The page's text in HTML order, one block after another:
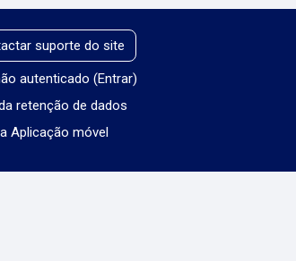
suporte do site
autenticado (Entrar)
retenção de dados
Aplicação móvel